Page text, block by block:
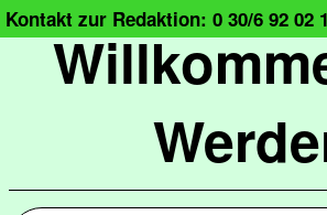
Kontakt zur Redaktion: 0 30/6 92 02